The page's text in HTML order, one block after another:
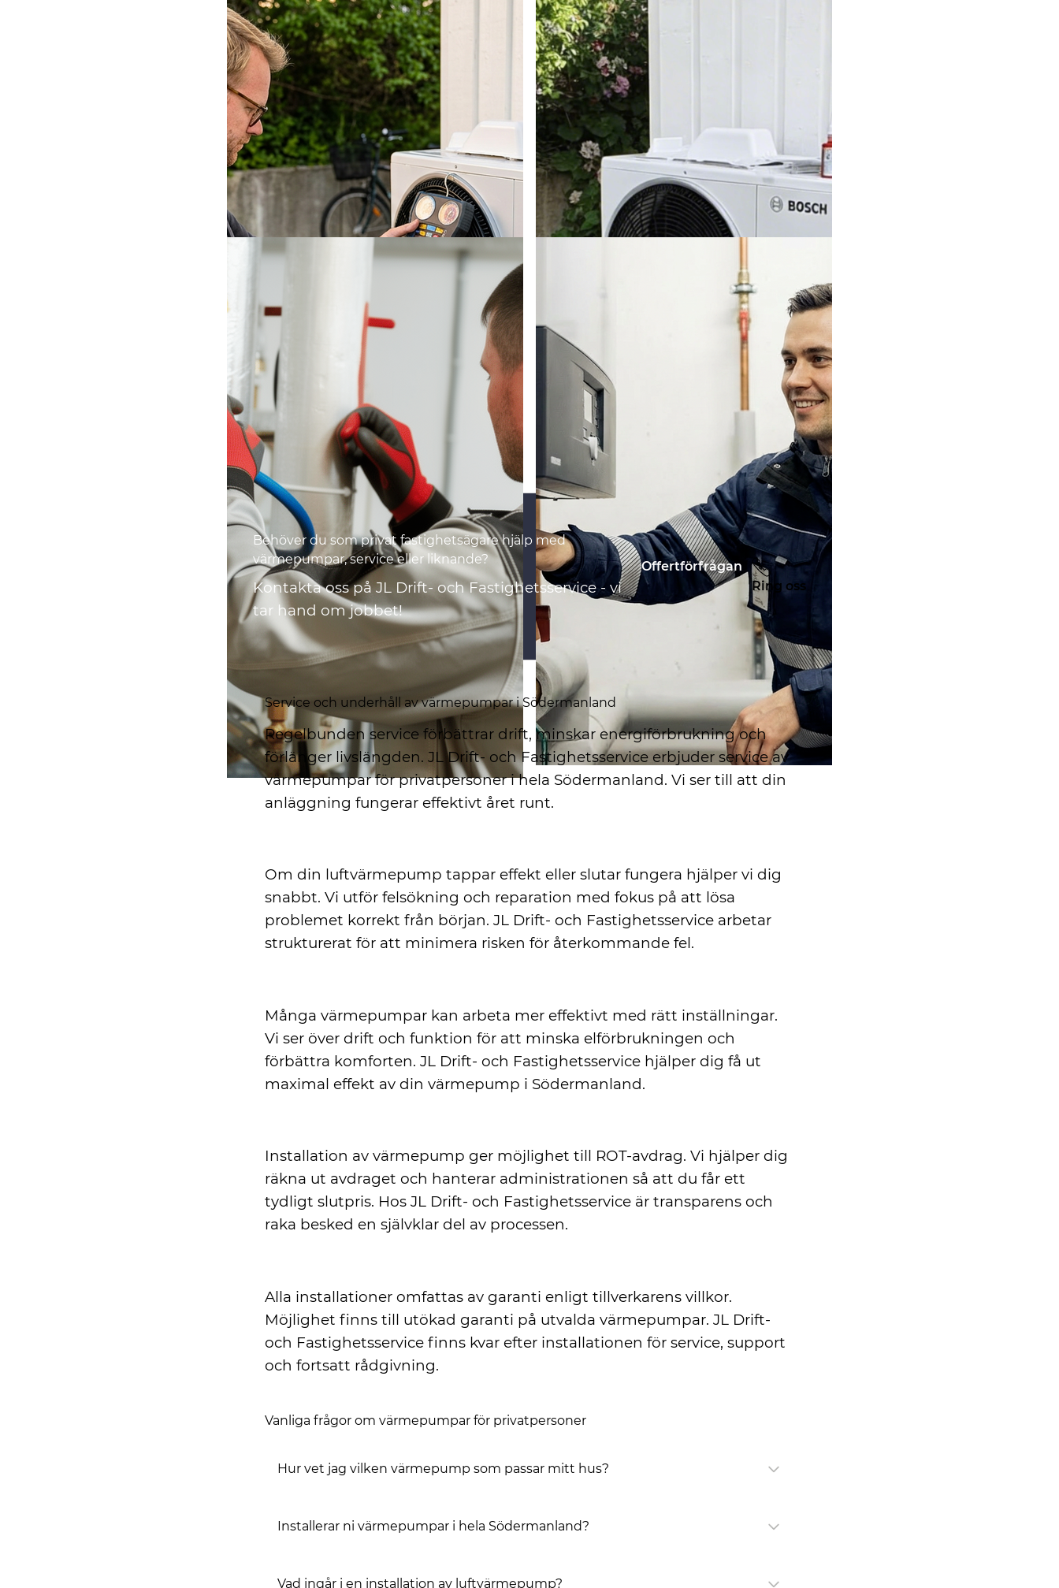
Behöver du som privat fastighetsägare hjälp med
värmepumpar, service eller liknande?
Kontakta oss på JL Drift- och Fastighetsservice - vi
tar hand om jobbet!
Offertförfrågan
Ring oss
Service och underhåll av värmepumpar i Södermanland
Regelbunden service förbättrar drift, minskar energiförbrukning och
förlänger livslängden. JL Drift- och Fastighetsservice erbjuder service av
värmepumpar för privatpersoner i hela Södermanland. Vi ser till att din
anläggning fungerar effektivt året runt.
Om din luftvärmepump tappar effekt eller slutar fungera hjälper vi dig
snabbt. Vi utför felsökning och reparation med fokus på att lösa
problemet korrekt från början. JL Drift- och Fastighetsservice arbetar
strukturerat för att minimera risken för återkommande fel.
Många värmepumpar kan arbeta mer effektivt med rätt inställningar.
Vi ser över drift och funktion för att minska elförbrukningen och
förbättra komforten. JL Drift- och Fastighetsservice hjälper dig få ut
maximal effekt av din värmepump i Södermanland.
Installation av värmepump ger möjlighet till ROT-avdrag. Vi hjälper dig
räkna ut avdraget och hanterar administrationen så att du får ett
tydligt slutpris. Hos JL Drift- och Fastighetsservice är transparens och
raka besked en självklar del av processen.
Alla installationer omfattas av garanti enligt tillverkarens villkor.
Möjlighet finns till utökad garanti på utvalda värmepumpar. JL Drift-
och Fastighetsservice finns kvar efter installationen för service, support
och fortsatt rådgivning.
Vanliga frågor om värmepumpar för privatpersoner
Hur vet jag vilken värmepump som passar mitt hus?
Installerar ni värmepumpar i hela Södermanland?
Vad ingår i en installation av luftvärmepump?